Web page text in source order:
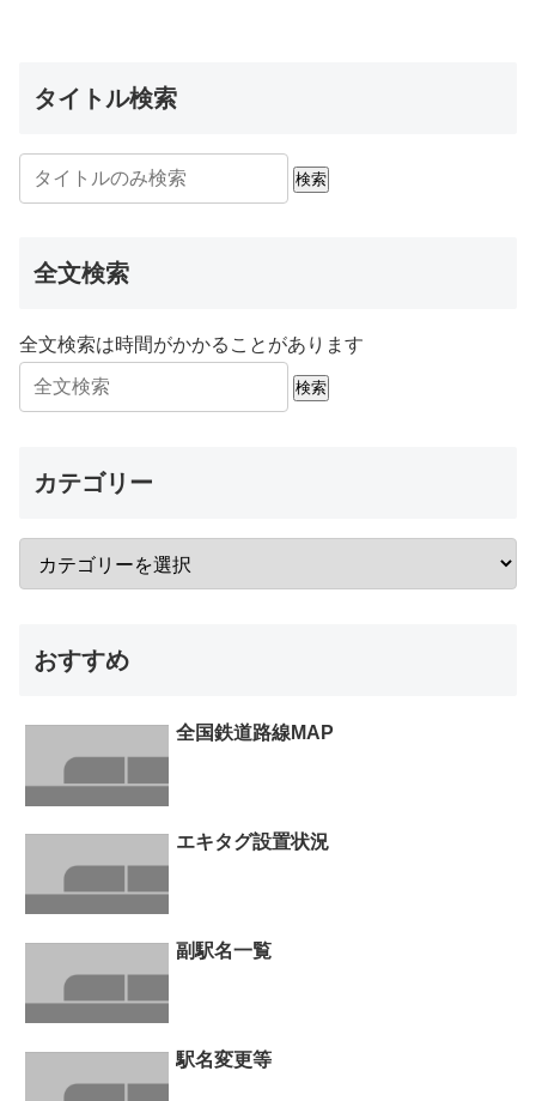
タイトル検索
検索
全文検索
全文検索は時間がかかることがあります
検索
カテゴリー
おすすめ
全国鉄道路線MAP
エキタグ設置状況
副駅名一覧
駅名変更等